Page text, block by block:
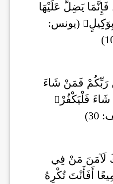
يَضِلُّ عَلَيْهَا
(يونس:
فَمَنْ شَاءَ
فَلْيَكْفُرْ
لَآمَنَ مَنْ فِي
أَفَأَنْتَ تُكْرِهُ